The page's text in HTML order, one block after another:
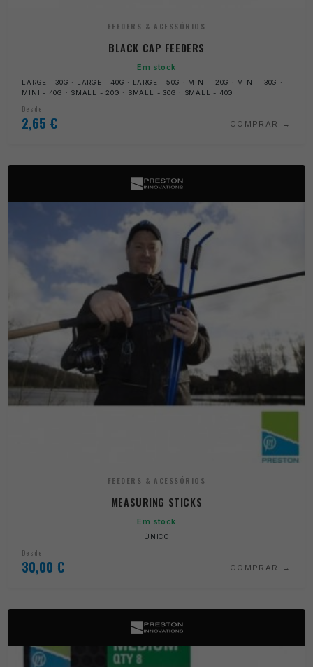
FEEDERS & ACESSÓRIOS
BLACK CAP FEEDERS
Em stock
LARGE - 30G · LARGE - 40G · LARGE - 50G · MINI - 20G · MINI - 30G ·
MINI - 40G · SMALL - 20G · SMALL - 30G · SMALL - 40G
Desde
2,65 € COMPRAR
FEEDERS & ACESSÓRIOS
MEASURING STICKS
Em stock
ÚNICO
Desde
30,00 € COMPRAR